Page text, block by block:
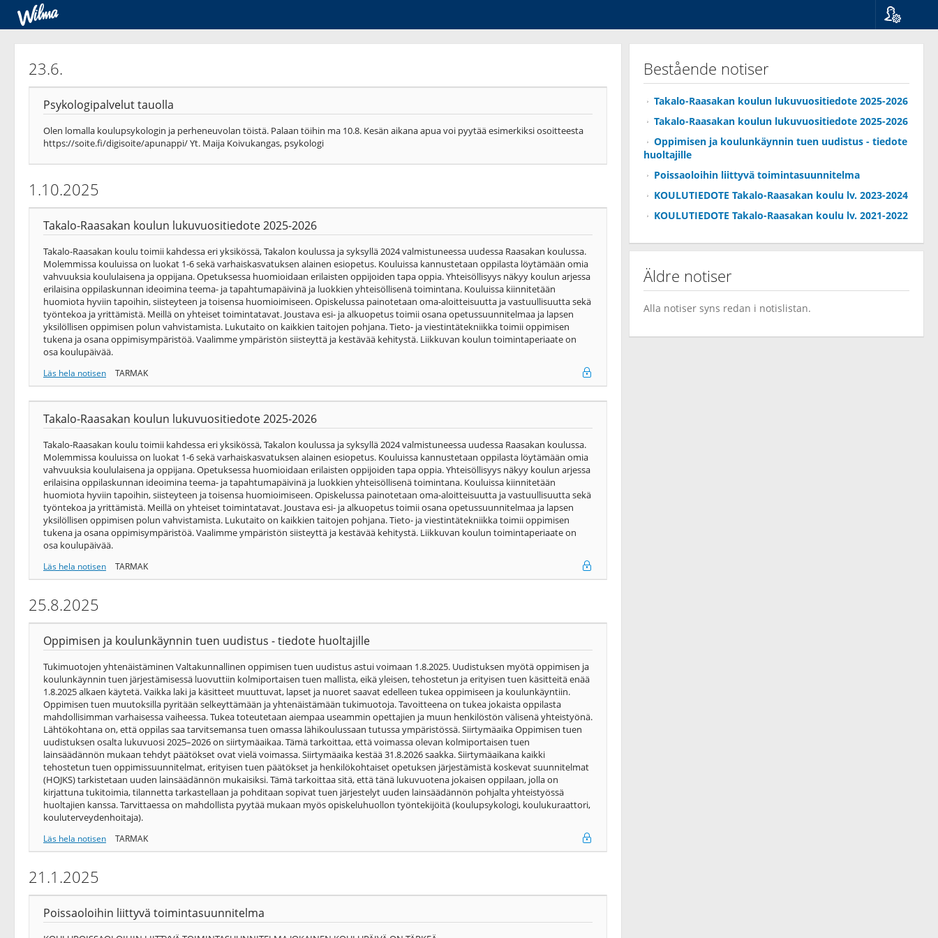
Bestående notiser
Takalo-Raasakan koulun lukuvuositiedote 2025-2026
Takalo-Raasakan koulun lukuvuositiedote 2025-2026
Oppimisen ja koulunkäynnin tuen uudistus - tiedote
huoltajille
Poissaoloihin liittyvä toimintasuunnitelma
KOULUTIEDOTE Takalo-Raasakan koulu lv. 2023-2024
KOULUTIEDOTE Takalo-Raasakan koulu lv. 2021-2022
Äldre notiser
Alla notiser syns redan i notislistan.
23.6.
Psykologipalvelut tauolla
Olen lomalla koulupsykologin ja perheneuvolan töistä. Palaan töihin ma 10.8. Kesän aikana apua voi pyytää esimerkiksi osoitteesta
https://soite.fi/digisoite/apunappi/ Yt. Maija Koivukangas, psykologi
1.10.2025
Takalo-Raasakan koulun lukuvuositiedote 2025-2026
Takalo-Raasakan koulu toimii kahdessa eri yksikössä, Takalon koulussa ja syksyllä 2024 valmistuneessa uudessa Raasakan koulussa.
Molemmissa kouluissa on luokat 1-6 sekä varhaiskasvatuksen alainen esiopetus. Kouluissa kannustetaan oppilasta löytämään omia
vahvuuksia koululaisena ja oppijana. Opetuksessa huomioidaan erilaisten oppijoiden tapa oppia. Yhteisöllisyys näkyy koulun arjessa
erilaisina oppilaskunnan ideoimina teema- ja tapahtumapäivinä ja luokkien yhteisöllisenä toimintana. Kouluissa kiinnitetään
huomiota hyviin tapoihin, siisteyteen ja toisensa huomioimiseen. Opiskelussa painotetaan oma-aloitteisuutta ja vastuullisuutta sekä
työntekoa ja yrittämistä. Meillä on yhteiset toimintatavat. Joustava esi- ja alkuopetus toimii osana opetussuunnitelmaa ja lapsen
yksilöllisen oppimisen polun vahvistamista. Lukutaito on kaikkien taitojen pohjana. Tieto- ja viestintätekniikka toimii oppimisen
tukena ja osana oppimisympäristöä. Vaalimme ympäristön siisteyttä ja kestävää kehitystä. Liikkuvan koulun toimintaperiaate on
osa koulupäivää.
Läs hela notisen TARMAK
Takalo-Raasakan koulun lukuvuositiedote 2025-2026
Takalo-Raasakan koulu toimii kahdessa eri yksikössä, Takalon koulussa ja syksyllä 2024 valmistuneessa uudessa Raasakan koulussa.
Molemmissa kouluissa on luokat 1-6 sekä varhaiskasvatuksen alainen esiopetus. Kouluissa kannustetaan oppilasta löytämään omia
vahvuuksia koululaisena ja oppijana. Opetuksessa huomioidaan erilaisten oppijoiden tapa oppia. Yhteisöllisyys näkyy koulun arjessa
erilaisina oppilaskunnan ideoimina teema- ja tapahtumapäivinä ja luokkien yhteisöllisenä toimintana. Kouluissa kiinnitetään
huomiota hyviin tapoihin, siisteyteen ja toisensa huomioimiseen. Opiskelussa painotetaan oma-aloitteisuutta ja vastuullisuutta sekä
työntekoa ja yrittämistä. Meillä on yhteiset toimintatavat. Joustava esi- ja alkuopetus toimii osana opetussuunnitelmaa ja lapsen
yksilöllisen oppimisen polun vahvistamista. Lukutaito on kaikkien taitojen pohjana. Tieto- ja viestintätekniikka toimii oppimisen
tukena ja osana oppimisympäristöä. Vaalimme ympäristön siisteyttä ja kestävää kehitystä. Liikkuvan koulun toimintaperiaate on
osa koulupäivää.
Läs hela notisen TARMAK
25.8.2025
Oppimisen ja koulunkäynnin tuen uudistus - tiedote huoltajille
Tukimuotojen yhtenäistäminen Valtakunnallinen oppimisen tuen uudistus astui voimaan 1.8.2025. Uudistuksen myötä oppimisen ja
koulunkäynnin tuen järjestämisessä luovuttiin kolmiportaisen tuen mallista, eikä yleisen, tehostetun ja erityisen tuen käsitteitä enää
1.8.2025 alkaen käytetä. Vaikka laki ja käsitteet muuttuvat, lapset ja nuoret saavat edelleen tukea oppimiseen ja koulunkäyntiin.
Oppimisen tuen muutoksilla pyritään selkeyttämään ja yhtenäistämään tukimuotoja. Tavoitteena on tukea jokaista oppilasta
mahdollisimman varhaisessa vaiheessa. Tukea toteutetaan aiempaa useammin opettajien ja muun henkilöstön välisenä yhteistyönä.
Lähtökohtana on, että oppilas saa tarvitsemansa tuen omassa lähikoulussaan tutussa ympäristössä. Siirtymäaika Oppimisen tuen
uudistuksen osalta lukuvuosi 2025–2026 on siirtymäaikaa. Tämä tarkoittaa, että voimassa olevan kolmiportaisen tuen
lainsäädännön mukaan tehdyt päätökset ovat vielä voimassa. Siirtymäaika kestää 31.8.2026 saakka. Siirtymäaikana kaikki
tehostetun tuen oppimissuunnitelmat, erityisen tuen päätökset ja henkilökohtaiset opetuksen järjestämistä koskevat suunnitelmat
(HOJKS) tarkistetaan uuden lainsäädännön mukaisiksi. Tämä tarkoittaa sitä, että tänä lukuvuotena jokaisen oppilaan, jolla on
kirjattuna tukitoimia, tilannetta tarkastellaan ja pohditaan sopivat tuen järjestelyt uuden lainsäädännön pohjalta yhteistyössä
huoltajien kanssa. Tarvittaessa on mahdollista pyytää mukaan myös opiskeluhuollon työntekijöitä (koulupsykologi, koulukuraattori,
kouluterveydenhoitaja).
Läs hela notisen TARMAK
21.1.2025
Poissaoloihin liittyvä toimintasuunnitelma